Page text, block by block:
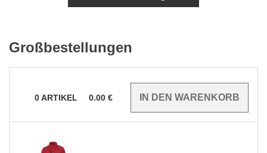
Großbestellungen
0ARTIKEL 0.00 €